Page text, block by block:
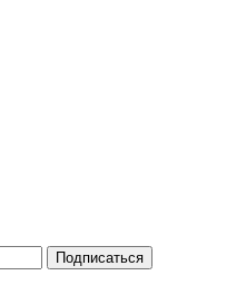
Подписаться